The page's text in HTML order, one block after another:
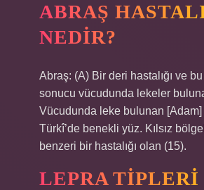
ABRAŞ
NEDIR?
Abraş: (A) Bir deri hastalığı ve bu
sonucu vücudunda lekeler
Vücudunda leke bulunan [Adam]
Türkî’de benekli yüz. Kılsız
benzeri bir hastalığı olan (15).
LEPRA TIPLERI